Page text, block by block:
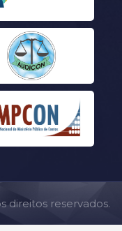
direitos reservados.